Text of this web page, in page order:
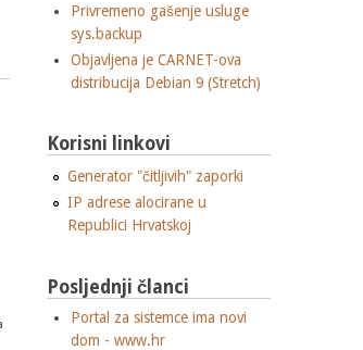
i dodati svoja?
Privremeno gašenje usluge
sys.backup
Objavljena je CARNET-ova
distribucija Debian 9 (Stretch)
Korisni linkovi
Generator "čitljivih" zaporki
IP adrese alocirane u
Republici Hrvatskoj
Posljednji članci
Portal za sistemce ima novi
dom - www.hr